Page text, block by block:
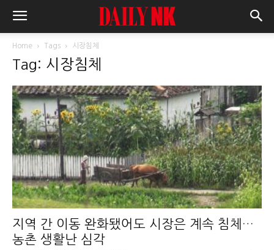
Home Tags 시장침체
Tag: 시장침체
지역 간 이동 완화됐어도 시장은 계속 침체…
농촌 생활난 심각